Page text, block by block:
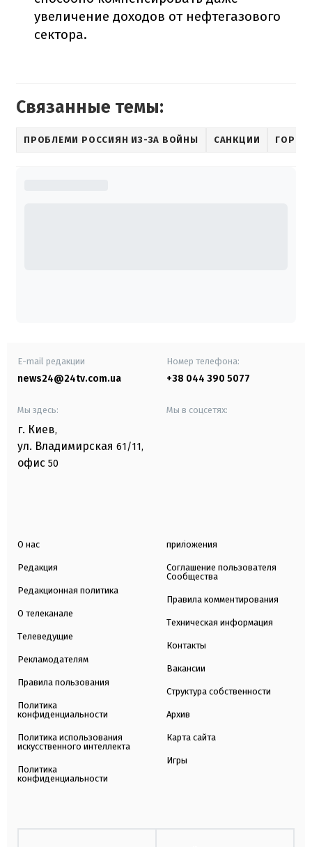
увеличение доходов от нефтегазового
сектора.
Связанные темы:
ПРОБЛЕМИ РОССИЯН ИЗ-ЗА ВОЙНЫ САНКЦИИ
E-mail редакции
news24@24tv.com.ua
Номер телефона:
+38 044 390 5077
Мы здесь:
г. Киев,
ул. Владимирская 61/11,
офис 50
Мы в соцсетях:
О нас
Редакция
Редакционная политика
О телеканале
Телеведущие
Рекламодателям
Правила пользования
Политика
конфиденциальности
Политика использования
искусственного интеллекта
Политика
конфиденциальности
приложения
Соглашение пользователя
Сообщества
Правила комментирования
Техническая информация
Контакты
Вакансии
Структура собственности
Архив
Карта сайта
Игры